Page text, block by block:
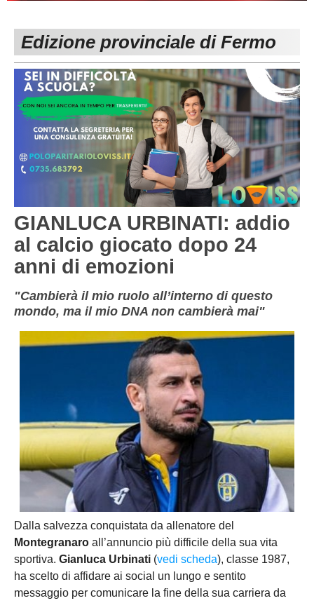
Carica la tua Rosa
1^ CATEGORIA
2^ CATEGORIA
3^ CATEGORIA
GIOVANILI
Edizione provinciale di Fermo
GIANLUCA URBINATI: addio
al calcio giocato dopo 24
anni di emozioni
"Cambierà il mio ruolo all’interno di questo
mondo, ma il mio DNA non cambierà mai"
Dalla salvezza conquistata da allenatore del
Montegranaro all’annuncio più difficile della sua vita
sportiva. Gianluca Urbinati (vedi scheda), classe 1987,
ha scelto di affidare ai social un lungo e sentito
messaggio per comunicare la fine della sua carriera da